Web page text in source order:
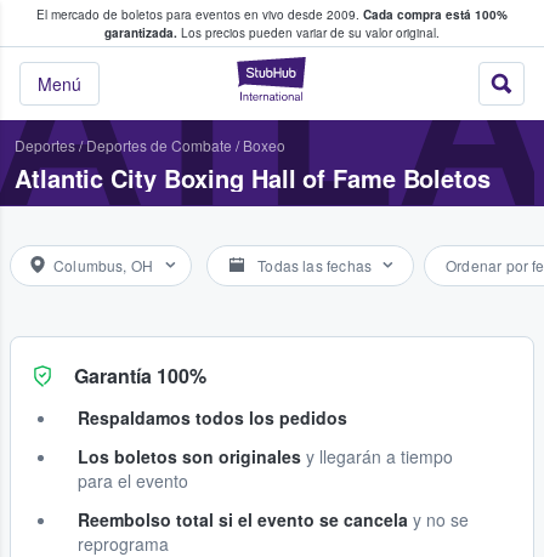
El mercado de boletos para eventos en vivo desde 2009. Cada compra está 100%
garantizada. Los precios pueden variar de su valor original.
StubHub: donde
Menú
fans compran y venden boletos
Deportes/Deportes de Combate / Boxeo
Atlantic City Boxing Hall of Fame Boletos
Columbus, OH Todas las fechas Ordenar por
Garantía 100%
Respaldamos todos los pedidos
Los boletos son originales y llegarán a tiempo
para el evento
Reembolso total si el evento se cancela y no se
reprograma